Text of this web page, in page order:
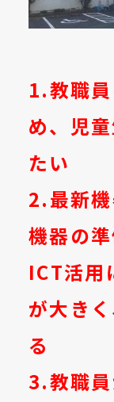
1.教職
め、児
たい
2.最新機
機器の
ICT活用
が大き
る
3.教職